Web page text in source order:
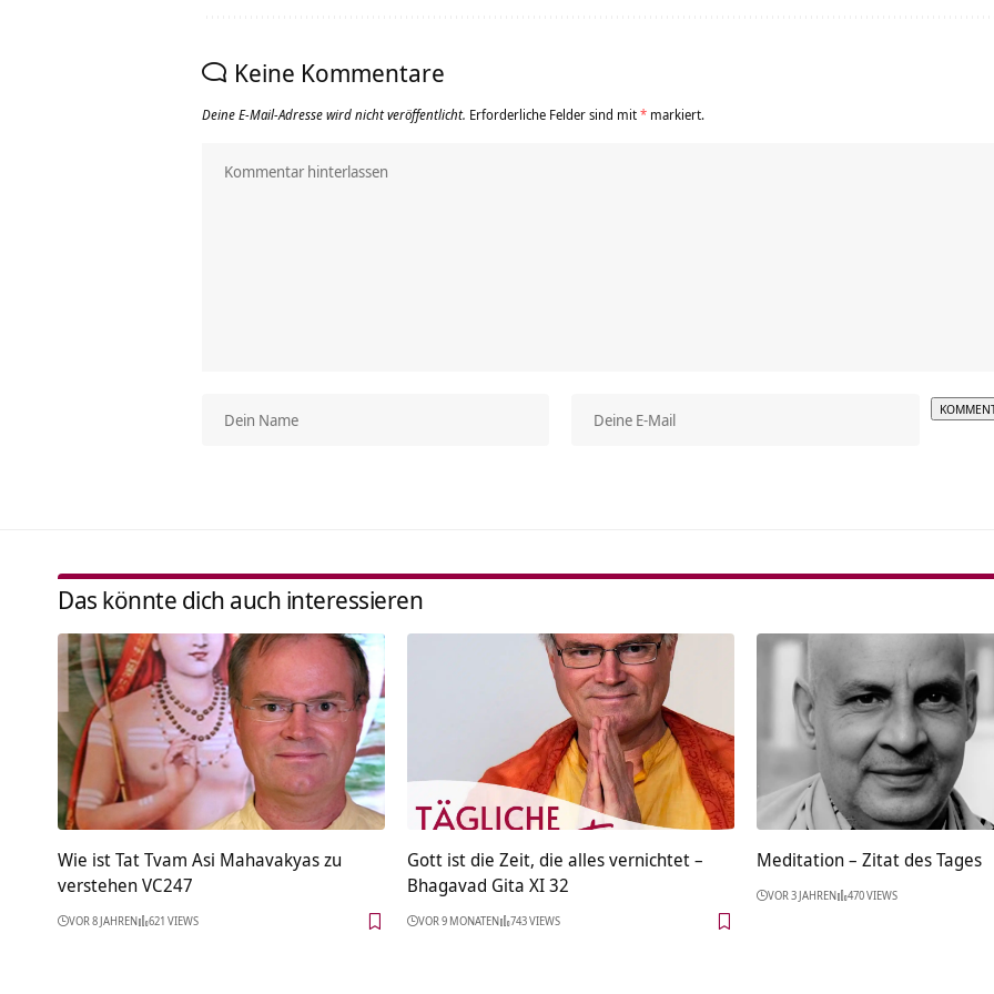
Keine Kommentare
Deine E-Mail-Adresse wird nicht veröffentlicht. Erforderliche Felder sind mit* markiert.
Das könnte dich auch interessieren
Wie ist Tat Tvam Asi Mahavakyas zu
verstehen VC247
VOR 8 JAHREN 621 VIEWS
Gott ist die Zeit, die alles vernichtet –
Bhagavad Gita XI 32
VOR 9 MONATEN 743 VIEWS
Meditation – Zitat des Tages
VOR 3 JAHREN 470 VIEWS